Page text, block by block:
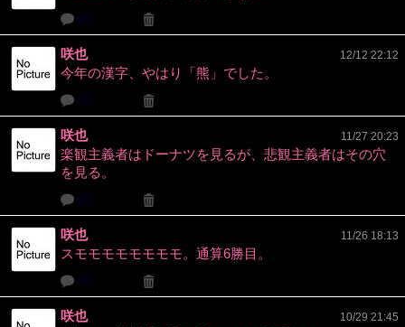
(0)
咲也 12/12 22:12
今年の漢字、やはり「熊」でした。
(0)
咲也 11/27 20:23
楽観主義者はドーナツを見るが、悲観主義者はその穴
を見る。
(0)
咲也 11/26 18:13
スモモモモモモモモ。通算6勝目。
(0)
咲也 10/29 21:45